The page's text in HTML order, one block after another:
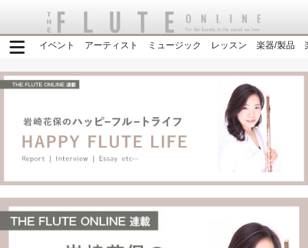
イベント アーティスト ミュージック レッスン 楽器/製品